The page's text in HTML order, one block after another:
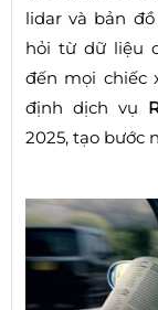
lidar và bản
hỏi từ dữ liệu
đến mọi chiếc
định dịch vụ
2025, tạo bước